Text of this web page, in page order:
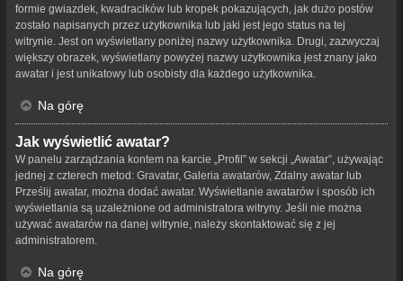
formie gwiazdek, kwadracików lub kropek pokazujących, jak dużo postów
zostało napisanych przez użytkownika lub jaki jest jego status na tej
witrynie. Jest on wyświetlany poniżej nazwy użytkownika. Drugi, zazwyczaj
większy obrazek, wyświetlany powyżej nazwy użytkownika jest znany jako
awatar i jest unikatowy lub osobisty dla każdego użytkownika.
Na górę
Jak wyświetlić awatar?
W panelu zarządzania kontem na karcie „Profil” w sekcji „Awatar”, używając
jednej z czterech metod: Gravatar, Galeria awatarów, Zdalny awatar lub
Prześlij awatar, można dodać awatar. Wyświetlanie awatarów i sposób ich
wyświetlania są uzależnione od administratora witryny. Jeśli nie można
używać awatarów na danej witrynie, należy skontaktować się z jej
administratorem.
Na górę